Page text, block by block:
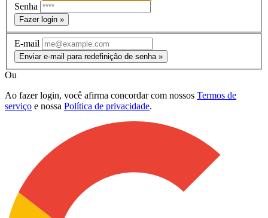
Senha
Fazer login »
E-mail
Enviar e-mail para redefinição de senha »
Ou
Ao fazer login, você afirma concordar com nossos Termos de
serviço e nossa Política de privacidade.